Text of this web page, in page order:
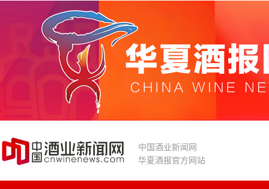
中国酒业新闻网
华夏酒报官方网站